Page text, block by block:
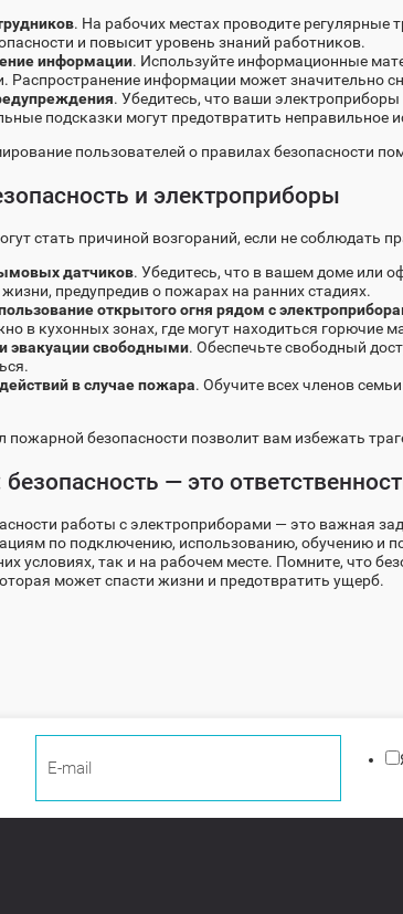
. На рабочих местах проводите
и повысит уровень знаний работников.
информации. Используйте информационные
Распространение информации может значительно
. Убедитесь, что ваши
подсказки могут предотвратить неправильное
пользователей о правилах безопасности
и электроприборы
стать причиной возгораний, если не соблюдать
датчиков. Убедитесь, что в вашем доме или
жизни, предупредив о пожарах на ранних стадиях.
открытого огня рядом с
в кухонных зонах, где могут находиться горючие
эвакуации свободными. Обеспечьте свободный
в случае пожара. Обучите всех членов
пожарной безопасности позволит вам избежать
— это
работы с электроприборами — это важная
по подключению, использованию, обучению и
условиях, так и на рабочем месте. Помните, что
может спасти жизни и предотвратить ущерб.